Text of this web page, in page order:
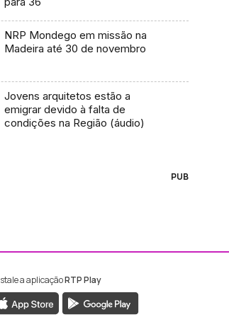
NRP Mondego em missão na
Madeira até 30 de novembro
Jovens arquitetos estão a
emigrar devido à falta de
condições na Região (áudio)
PUB
Madeira
RTP Madeira
a aplicaçãoRTP Play